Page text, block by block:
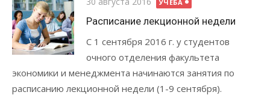
on
УЧЁБА
Расписание лекционной недели
С 1 сентября 2016 г. у студентов
очного отделения факультета
экономики и менеджмента начинаются занятия по
расписанию лекционной недели (1-9 сентября).